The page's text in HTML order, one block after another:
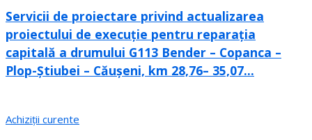
Servicii de proiectare privind actualizarea
proiectului de execuție pentru reparația
capitală a drumului G113 Bender – Copanca –
Plop-Știubei – Căușeni, km 28,76– 35,07...
Achiziții curente